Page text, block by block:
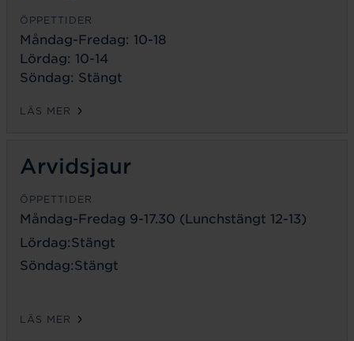
ÖPPETTIDER
Måndag-Fredag: 10-18
Lördag: 10-14
Söndag: Stängt
LÄS MER
Arvidsjaur
ÖPPETTIDER
Måndag-Fredag 9-17.30 (Lunchstängt 12-13)
Lördag:Stängt
Söndag:Stängt
LÄS MER